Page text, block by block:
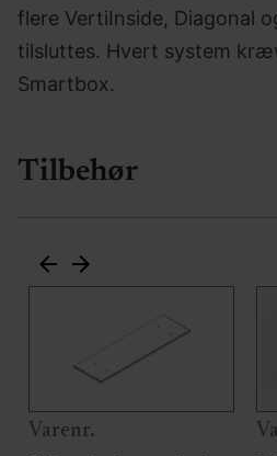
flere VertiInside, Diagonal
tilsluttes. Hvert system
Smartbox.
Tilbehør
Varenr.